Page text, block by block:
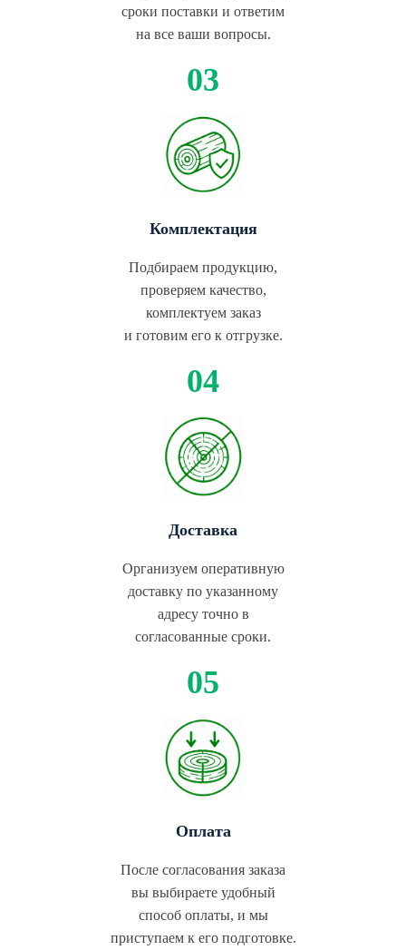
сроки поставки и ответим
на все ваши вопросы.
Комплектация
Подбираем продукцию,
проверяем качество,
комплектуем заказ
и готовим его к отгрузке.
Доставка
Организуем оперативную
доставку по указанному
адресу точно в
согласованные сроки.
Оплата
После согласования заказа
вы выбираете удобный
способ оплаты, и мы
приступаем к его подготовке.